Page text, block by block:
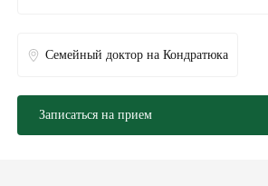
Семейный доктор на Кондратюка
Записаться на прием